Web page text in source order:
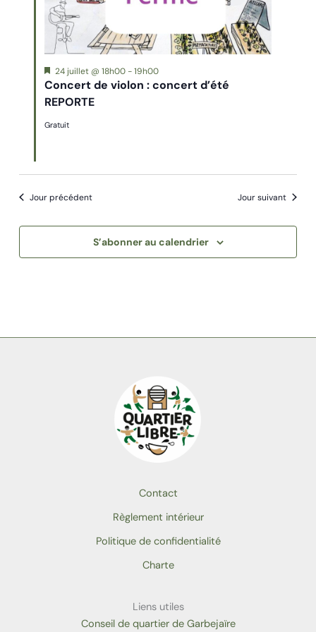
Concert de violon : concert d’été
REPORTE
Mis
en
avant
24 juillet @ 18h00-19h00
Gratuit
Jour précédent Jour suivant
S’abonner au calendrier
Contact
Règlement intérieur
Politique de confidentialité
Charte
Liens utiles
Conseil de quartier de Garbejaïre